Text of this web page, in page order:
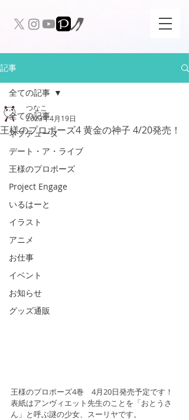
記事
全ての記事
ネプテューヌ
デート・ア・ライブ
王様のプロポーズ
Project Engage
いるはーと
イラスト
アニメ
お仕事
イベント
お知らせ
グッズ通販
全ての記事
王様のプロポーズ4 黄金の神子 4/20発売！
つなこ
2023年4月19日
王様のプロポーズ4巻　4月20日発売予定です！
表紙はアンヴィエット先生のことを「おとうさ
ん」と呼ぶ謎の少女、スーリヤです。